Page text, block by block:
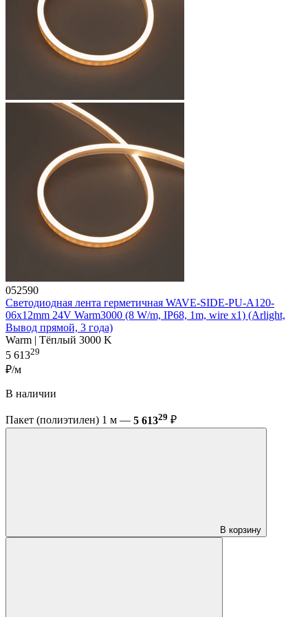
052590
Светодиодная лента герметичная WAVE-SIDE-PU-A120-
06x12mm 24V Warm3000 (8 W/m, IP68, 1m, wire x1) (Arlight,
Вывод прямой, 3 года)
Warm | Тёплый 3000 K
5 61329
₽/м
В наличии
Пакет (полиэтилен) 1 м — 5 61329 ₽
В корзину